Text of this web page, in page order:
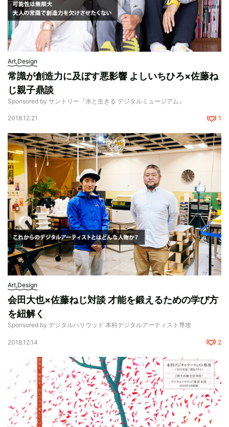
Art,Design
常識が創造力に及ぼす悪影響 よしいちひろ×佐藤ね
じ親子鼎談
Sponsored by サントリー『水と生きる デジタルミュージアム』
2018.12.21 1
Art,Design
会田大也×佐藤ねじ対談 才能を鍛えるための学び方
を紐解く
Sponsored by デジタルハリウッド 本科デジタルアーティスト専攻
2018.12.14 2